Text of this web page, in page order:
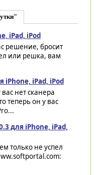
iPad, iPod
решение, бросит
или решка, вам
iPhone, iPad, iPod
вас нет сканера
теперь он у вас
для iPhone, iPad,
только не успел